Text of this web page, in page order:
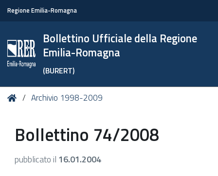
Regione Emilia-Romagna
Bollettino Ufficiale della Regione
Emilia-Romagna
(BURERT)
Tu HomeArchivio 1998-2009
Bollettino 74/2008
pubblicato il 16.01.2004